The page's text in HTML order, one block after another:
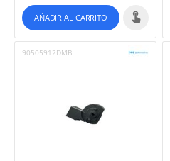
AÑADIR AL CARRITO
90505912DMB